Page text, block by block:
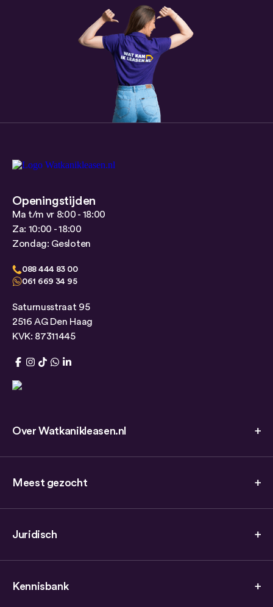
Openingstijden
Ma t/m vr 8:00 - 18:00
Za: 10:00 - 18:00
Zondag: Gesloten
088 444 83 00
061 669 34 95
Saturnusstraat 95
2516 AG Den Haag
KVK: 87311445
Over Watkanikleasen.nl
Meest gezocht
Juridisch
Kennisbank